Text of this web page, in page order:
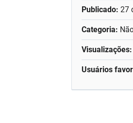
Publicado:27
Categoria:
Visualizações:
Usuários